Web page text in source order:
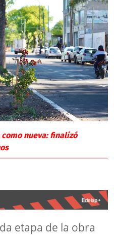
nueva: finalizó
etapa de la obra